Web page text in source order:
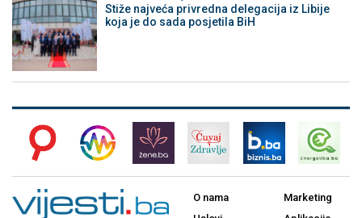
Stiže najveća privredna delegacija iz Libije
koja je do sada posjetila BiH
O nama
Marketing